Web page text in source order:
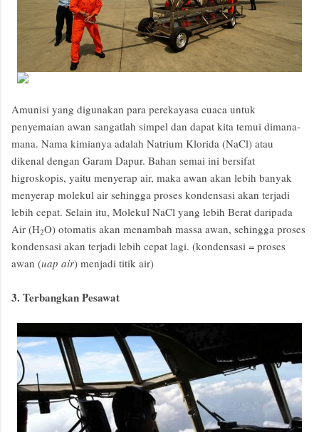
Amunisi yang digunakan para perekayasa cuaca untuk
penyemaian awan sangatlah simpel dan dapat kita temui dimana-
mana. Nama kimianya adalah Natrium Klorida (NaCl) atau
dikenal dengan Garam Dapur. Bahan semai ini bersifat
higroskopis, yaitu menyerap air, maka awan akan lebih banyak
menyerap molekul air sehingga proses kondensasi akan terjadi
lebih cepat. Selain itu, Molekul NaCl yang lebih Berat daripada
Air (H2O) otomatis akan menambah massa awan, sehingga proses
kondensasi akan terjadi lebih cepat lagi. (kondensasi = proses
awan (uap air) menjadi titik air)
3. Terbangkan Pesawat